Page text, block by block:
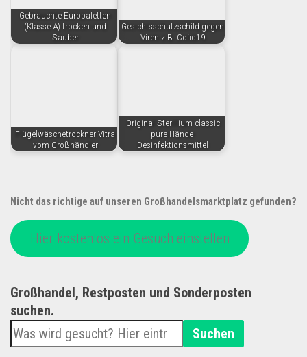
Gebrauchte Europaletten
(Klasse A) trocken und
Sauber
Gesichtsschutzschild gegen
Viren z.B. Cofid19
Flügelwäschetrockner Vitra
vom Großhändler
Original Sterillium classic
pure Hände-
Desinfektionsmittel
Nicht das richtige auf unseren Großhandelsmarktplatz gefunden?
Hier kostenlos ein Gesuch einstellen
Großhandel, Restposten und Sonderposten
suchen.
Suchen